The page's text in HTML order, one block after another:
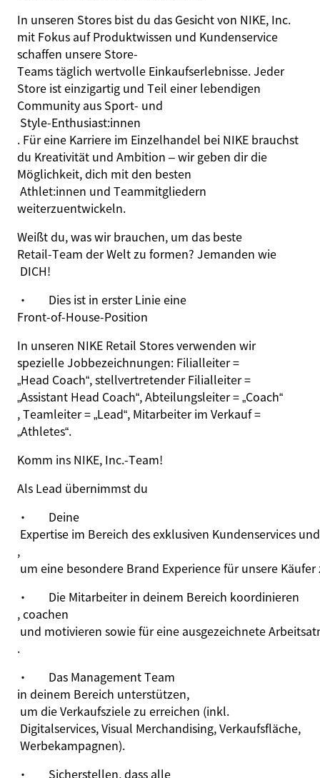
In unseren Stores bist du das Gesicht von NIKE, Inc.
mit Fokus auf Produktwissen und Kundenservice
schaffen unsere Store‑
Teams täglich wertvolle Einkaufserlebnisse. Jeder
Store ist einzigartig und Teil einer lebendigen
Community aus Sport‑ und
Style‑Enthusiast:innen
. Für eine Karriere im Einzelhandel bei NIKE brauchst
du Kreativität und Ambition – wir geben dir die
Möglichkeit, dich mit den besten
Athlet:innen und Teammitgliedern
weiterzuentwickeln.
Weißt du, was wir brauchen, um das beste
Retail‑Team der Welt zu formen? Jemanden wie
DICH!
· Dies ist in erster Linie eine
Front‑of‑House‑Position
In unseren NIKE Retail Stores verwenden wir
spezielle Jobbezeichnungen: Filialleiter =
„Head Coach“, stellvertretender Filialleiter =
„Assistant Head Coach“, Abteilungsleiter =„Coach“
, Teamleiter =„Lead“, Mitarbeiter im Verkauf =
„Athletes“.
Komm ins NIKE, Inc.‑Team!
Als Lead übernimmst du
· Deine
Expertise im Bereich des exklusiven Kundenservices
,
um eine besondere Brand Experience für unsere
· Die Mitarbeiter in deinem Bereich koordinieren
, coachen
und motivieren sowie für eine ausgezeichnete
.
· Das Management Team
in deinem Bereich unterstützen,
um die Verkaufsziele zu erreichen (inkl.
Digitalservices, Visual Merchandising,Verkaufsfläche,
Werbekampagnen).
· Sicherstellen,dass alle